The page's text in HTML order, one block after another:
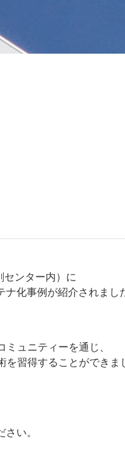
センター内）に
ナ化事例が紹介されまし
ュニティーを通じ、
を習得することができま
さい。